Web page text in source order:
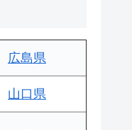
広島県
山口県